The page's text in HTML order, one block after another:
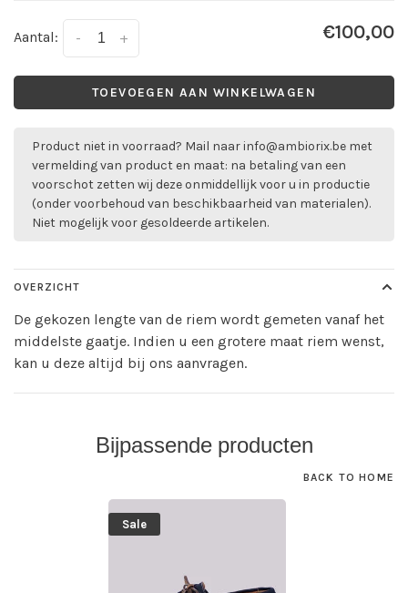
Aantal: +
- €100,00
TOEVOEGEN AAN WINKELWAGEN
Product niet in voorraad? Mail naarinfo@ambiorix.be met
vermelding van product en maat: na betaling van een
voorschot zetten wij deze onmiddellijk voor u in productie
(onder voorbehoud van beschikbaarheid van materialen).
Niet mogelijk voor gesoldeerde artikelen.
OVERZICHT
De gekozen lengte van de riem wordt gemeten vanaf het
middelste gaatje. Indien u een grotere maat riem wenst,
kan u deze altijd bij ons aanvragen.
Bijpassende producten
BACK TO HOME
Sale